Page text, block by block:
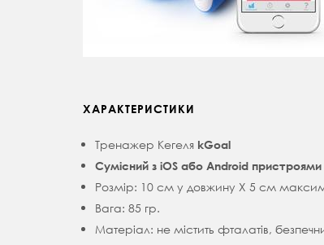
ХАРАКТЕРИСТИКИ
Тренажер Кегеля kGoal
Сумісний з iOS або Android
Розмір: 10 см у довжину Х 5 см
Вага: 85 гр.
Матеріал: не містить фталатів,